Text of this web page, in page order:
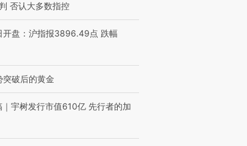
否认大多数指控
开盘：沪指报3896.49点 跌幅
突破后的黄金
｜宇树发行市值610亿 先行者的加